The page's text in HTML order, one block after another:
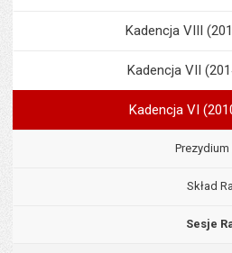
Kadencja VIII
Kadencja VII
Kadencja VI
Prezydium
Skład
Sesje